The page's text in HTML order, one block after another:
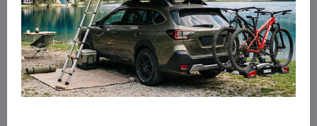
Maximálna šírka pneumatiky: 3 palce
Maximálna veľkosť kolesa: (priemer) 29 palcov
Maximálny rázvor kolies: 127 cm
Videá Youtube sú blokované Voľbami